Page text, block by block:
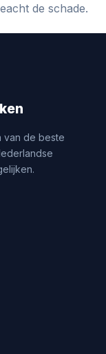
de schade.
van de beste